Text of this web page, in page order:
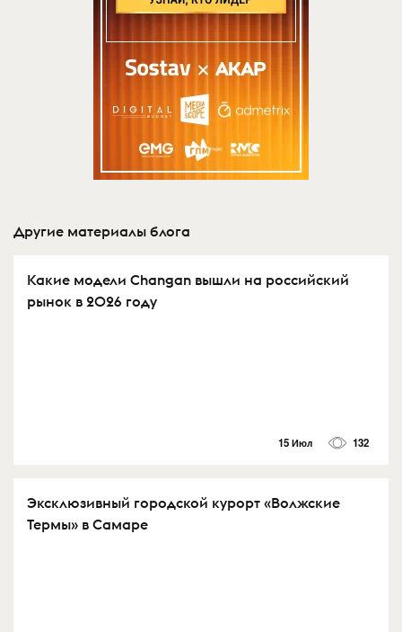
Другие материалы блога
Какие модели Changan вышли на российский
рынок в 2026 году
15 Июл 132
Эксклюзивный городской курорт «Волжские
Термы» в Самаре